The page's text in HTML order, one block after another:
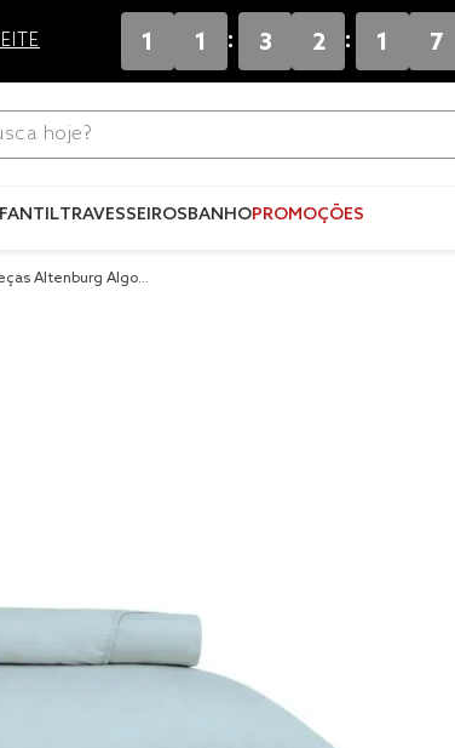
1 1 : 3 2 : 1 7
hoje?
TRAVESSEIROSBANHOPROMOÇÕES
Altenburg Algod